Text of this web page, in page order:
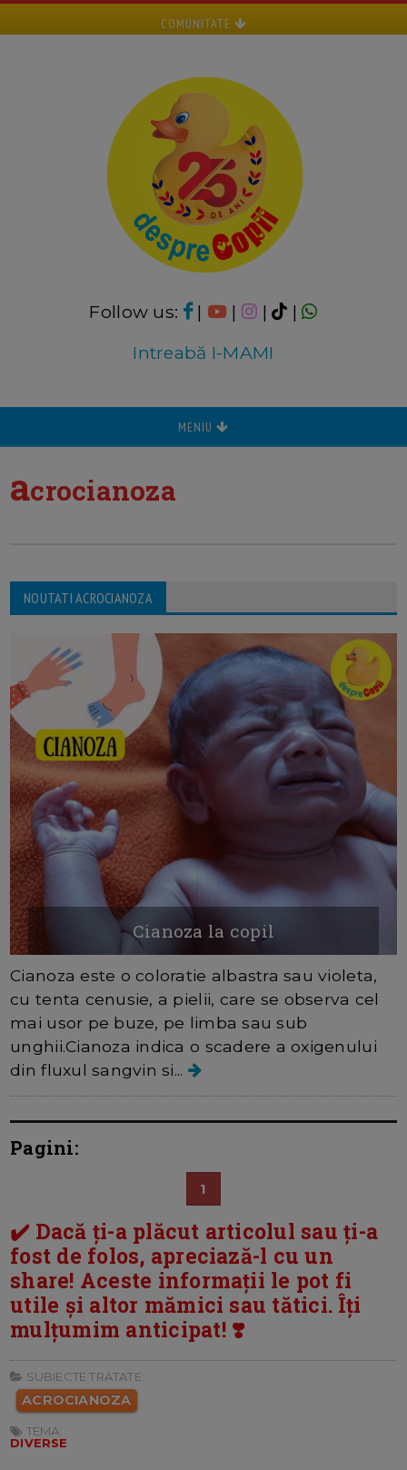
COMUNITATE
Follow us: | | |
|
Intreabă I-MAMI
MENIU
acrocianoza
NOUTATI ACROCIANOZA
Cianoza la copil
Cianoza este o coloratie albastra sau violeta,
cu tenta cenusie, a pielii, care se observa cel
mai usor pe buze, pe limba sau sub
unghii.Cianoza indica o scadere a oxigenului
din fluxul sangvin si...
Pagini:
1
✔️ Dacă ți-a plăcut articolul sau ți-a
fost de folos, apreciază-l cu un
share! Aceste informații le pot fi
utile și altor mămici sau tătici. Îți
mulțumim anticipat! ❣️
SUBIECTE TRATATE:
ACROCIANOZA
TEMA:
DIVERSE